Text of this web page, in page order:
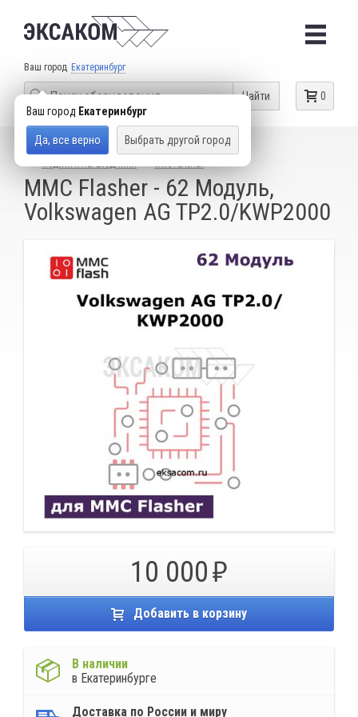
Ваш город Екатеринбург
Ваш город Екатеринбург
Да, все верно Выбрать другой город
0
Найти
КАТАЛОГ ТОВАРОВ
ОБОРУДОВАНИЕ ДЛЯ ЧИП-ТЮНИНГА
MMC Flasher - 62 Модуль,
Volkswagen AG TP2.0/KWP2000
10 000
Добавить в корзину
В наличии
в Екатеринбурге
Доставка по России и миру